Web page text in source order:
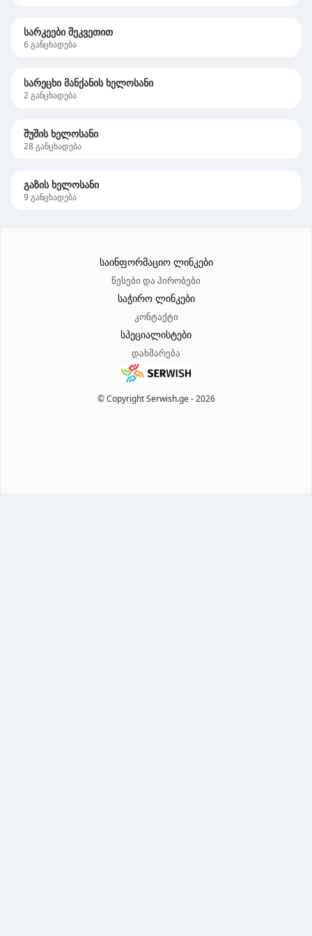
სარკეები შეკვეთით
6განცხადება
სარეცხი მანქანის ხელოსანი
2განცხადება
შუშის ხელოსანი
28განცხადება
გაზის ხელოსანი
9განცხადება
© Copyright Serwish.ge -2026
საინფორმაციო ლინკები
წესები და პირობები
საჭირო ლინკები
კონტაქტი
სპეციალისტები
დახმარება